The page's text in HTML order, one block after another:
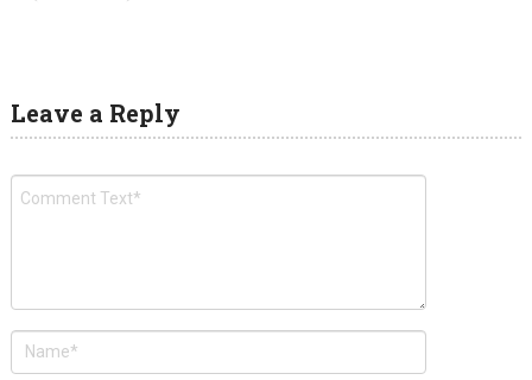
Leave a Reply